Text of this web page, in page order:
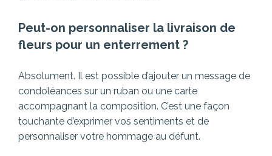
Peut-on personnaliser la livraison de
fleurs pour un enterrement ?
Absolument. Il est possible d’ajouter un message de
condoléances sur un ruban ou une carte
accompagnant la composition. C’est une façon
touchante d’exprimer vos sentiments et de
personnaliser votre hommage au défunt.